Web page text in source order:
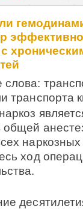
транспорта
ход